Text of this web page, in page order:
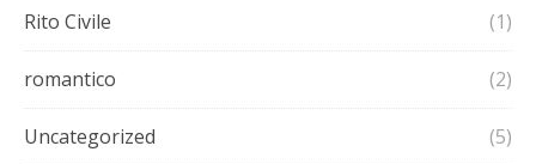
Rito Civile (1)
romantico (2)
Uncategorized (5)